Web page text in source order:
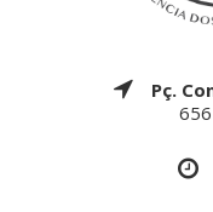
Pç.